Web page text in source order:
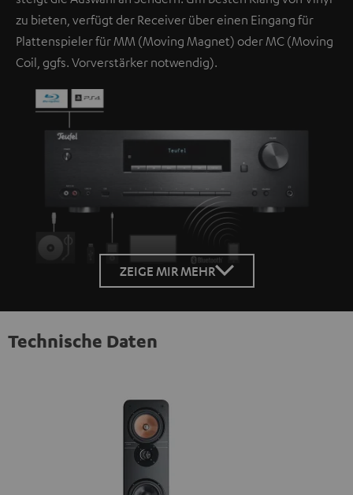
zu bieten, verfügt der Receiver über einen Eingang für
Plattenspieler für MM (Moving Magnet) oder MC (Moving
Coil, ggfs. Vorverstärker notwendig).
ZEIGE MIR MEHR
Technische Daten